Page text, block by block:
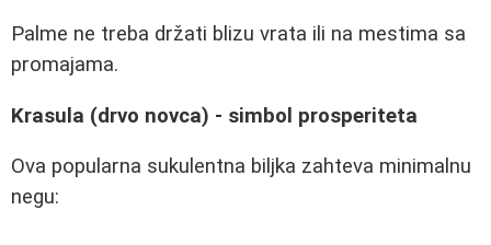
Palme ne treba držati blizu vrata ili na mestima sa
promajama.
Krasula (drvo novca) - simbol prosperiteta
Ova popularna sukulentna biljka zahteva minimalnu
negu: